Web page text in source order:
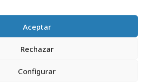
Aceptar
Rechazar
Configurar
de toma de decisiones.
ofreciendo el